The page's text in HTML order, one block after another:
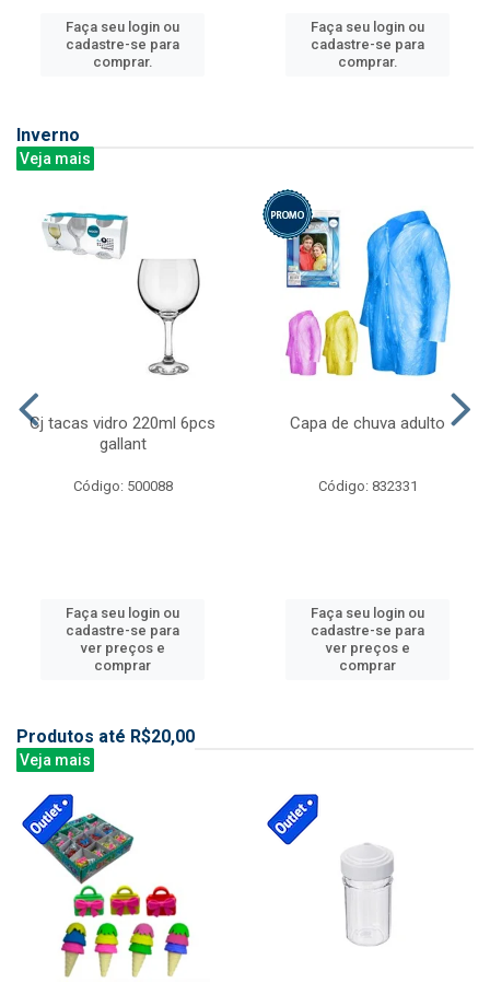
Faça seu login ou
cadastre-se para
comprar.
Faça seu login ou
cadastre-se para
comprar.
Inverno
Veja mais
Cj tacas vidro 220ml 6pcs
gallant
Código: 500088
Faça seu login ou
cadastre-se para
ver preços e
comprar
Capa de chuva adulto
Código: 832331
Faça seu login ou
cadastre-se para
ver preços e
comprar
Produtos até R$20,00
Veja mais